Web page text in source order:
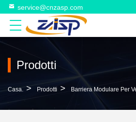
service@cnzasp.com
Prodotti
Casa. > Prodotti > Barriera Modulare Per